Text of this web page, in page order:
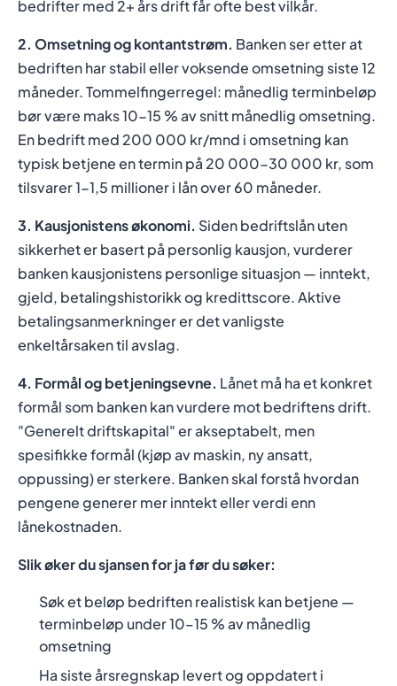
bedrifter med 2+ års drift får ofte best vilkår.
2. Omsetning og kontantstrøm. Banken ser etter at
bedriften har stabil eller voksende omsetning siste 12
måneder. Tommelfingerregel: månedlig terminbeløp
bør være maks 10-15 % av snitt månedlig omsetning.
En bedrift med 200 000 kr/mnd i omsetning kan
typisk betjene en termin på 20 000-30 000 kr, som
tilsvarer 1-1,5 millioner i lån over 60 måneder.
3. Kausjonistens økonomi. Siden bedriftslån uten
sikkerhet er basert på personlig kausjon, vurderer
banken kausjonistens personlige situasjon — inntekt,
gjeld, betalingshistorikk og kredittscore. Aktive
betalingsanmerkninger er det vanligste
enkeltårsaken til avslag.
4. Formål og betjeningsevne. Lånet må ha et konkret
formål som banken kan vurdere mot bedriftens drift.
"Generelt driftskapital" er akseptabelt, men
spesifikke formål (kjøp av maskin, ny ansatt,
oppussing) er sterkere. Banken skal forstå hvordan
pengene generer mer inntekt eller verdi enn
lånekostnaden.
Slik øker du sjansen for ja før du søker:
Søk et beløp bedriften realistisk kan betjene —
terminbeløp under 10–15 % av månedlig
omsetning
Ha siste årsregnskap levert og oppdatert i